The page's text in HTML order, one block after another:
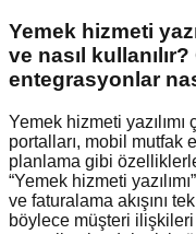
Yemek hizmeti
ve nasıl kullanılır?
entegrasyonlar
Yemek hizmeti
portalları, mobil mutfak
planlama gibi
“Yemek hizmeti
ve faturalama akışını
böylece müşteri